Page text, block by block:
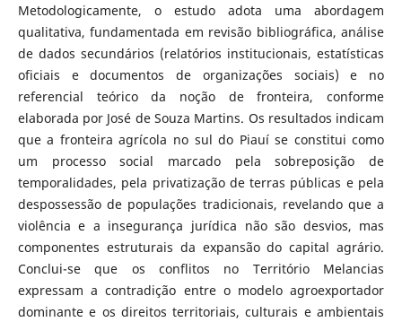
Metodologicamente, o estudo adota uma abordagem
qualitativa, fundamentada em revisão bibliográfica, análise
de dados secundários (relatórios institucionais, estatísticas
oficiais e documentos de organizações sociais) e no
referencial teórico da noção de fronteira, conforme
elaborada por José de Souza Martins. Os resultados indicam
que a fronteira agrícola no sul do Piauí se constitui como
um processo social marcado pela sobreposição de
temporalidades, pela privatização de terras públicas e pela
despossessão de populações tradicionais, revelando que a
violência e a insegurança jurídica não são desvios, mas
componentes estruturais da expansão do capital agrário.
Conclui-se que os conflitos no Território Melancias
expressam a contradição entre o modelo agroexportador
dominante e os direitos territoriais, culturais e ambientais